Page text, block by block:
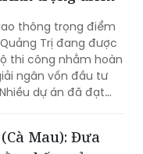
thông trọng điểm
Trị đang được
thi công nhằm hoàn
ngân vốn đầu tư
dự án đã đạt
vẫn là "nút thắt"
Mau): Đưa